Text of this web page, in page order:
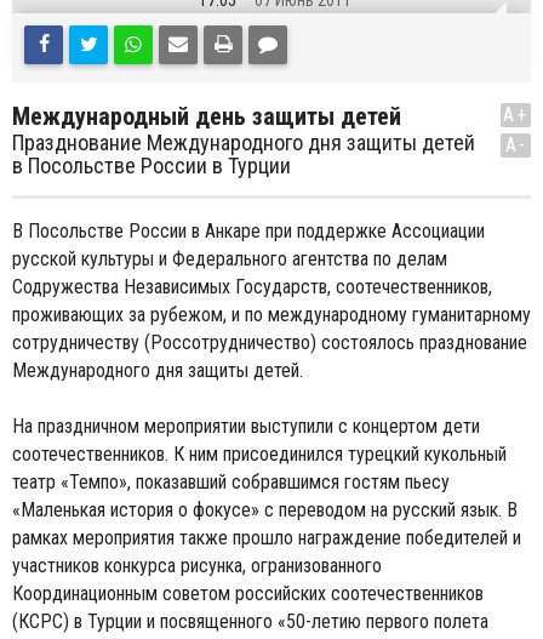
Международный день защиты детей
Празднование Международного дня защиты детей
в Посольстве России в Турции
A+
A-
В Посольстве России в Анкаре при поддержке Ассоциации
русской культуры и Федерального агентства по делам
Содружества Независимых Государств, соотечественников,
проживающих за рубежом, и по международному гуманитарному
сотрудничеству (Россотрудничество) состоялось празднование
Международного дня защиты детей.
На праздничном мероприятии выступили с концертом дети
соотечественников. К ним присоединился турецкий кукольный
театр «Темпо», показавший собравшимся гостям пьесу
«Маленькая история о фокусе» с переводом на русский язык. В
рамках мероприятия также прошло награждение победителей и
участников конкурса рисунка, огранизованного
Координационным советом российских соотечественников
(КСРС) в Турции и посвященного «50-летию первого полета